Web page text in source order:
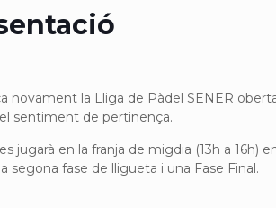
novament la Lliga de Pàdel SENER
sentiment de pertinença.
jugarà en la franja de migdia (13h a
segona fase de lligueta i una Fase Final.